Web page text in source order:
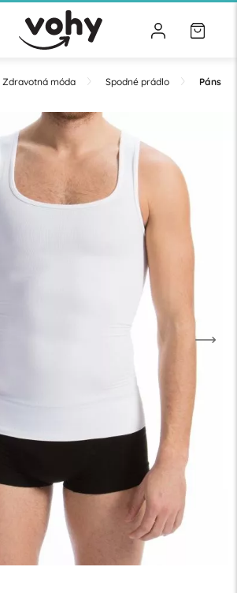
Zdravotná móda Spodné prádlo Pánske